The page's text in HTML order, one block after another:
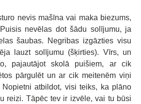
nevis mašīna vai maka biezums,
nevēlas dot šādu solījumu, ja
šaubas. Negribas izgāzties visu
lauzt solījumu (šķirties). Vīrs, un
pajautājot skolā puišiem, ar cik
pārgulēt un ar cik meitenēm viņi
Nopietni atbildot, visi teiks, ka plāno
reizi. Tāpēc tev ir izvēle, vai tu būsi